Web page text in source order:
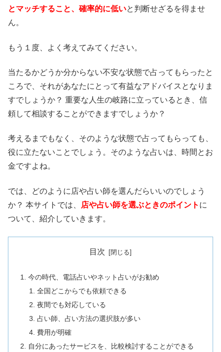
とマッチすること、確率的に低いと判断せざるを得ませ
ん。
もう１度、よく考えてみてください。
当たるかどうか分からない不安な状態で占ってもらったと
ころで、それがあなたにとって有益なアドバイスとなりま
すでしょうか？ 重要な人生の岐路に立っているとき、信
頼して相談することができますでしょうか？
考えるまでもなく、そのような状態で占ってもらっても、
役に立たないことでしょう。そのような占いは、時間とお
金ですよね。
では、どのように店や占い師を選んだらいいのでしょう
か？ 本サイトでは、
店や占い師を選ぶときのポイント に
ついて、紹介していきます。
目次
今の時代、電話占いやネット占いがお勧め
全国どこからでも依頼できる
夜間でも対応している
占い師、占い方法の選択肢が多い
費用が明確
自分にあったサービスを、比較検討することができる